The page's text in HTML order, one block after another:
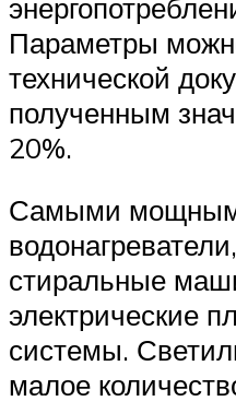
Параметры
технической
полученным
20%.
Самыми
стиральные
электрические
системы.
малое